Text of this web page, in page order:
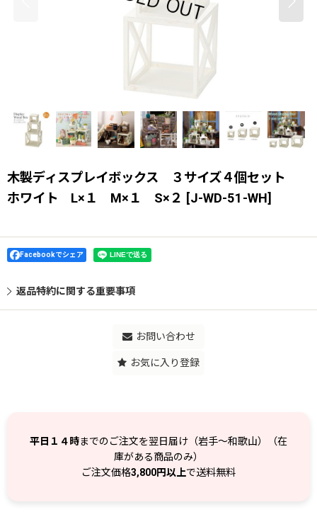
木製ディスプレイボックス ３サイズ４個セット
ホワイト L×１ M×１ S×２ [J-WD-51-WH]
Facebookでシェア
返品特約に関する重要事項
お問い合わせ
お気に入り登録
平日１４時までのご注文を翌日届け（岩手～和歌山）（在
庫がある商品のみ）
ご注文価格3,800円以上で送料無料